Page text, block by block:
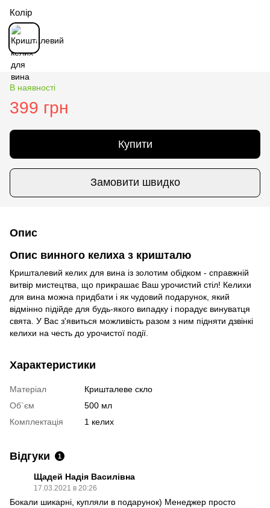
Колір
В наявності
399 грн
Купити
Замовити швидко
Опис
Опис винного келиха з кришталю
Кришталевий келих для вина із золотим обідком - справжній
витвір мистецтва, що прикрашає Ваш урочистий стіл! Келихи
для вина можна придбати і як чудовий подарунок, який
відмінно підійде для будь-якого випадку і порадує винуватця
свята. У Вас з'явиться можливість разом з ним підняти дзвінкі
келихи на честь до урочистої події.
Характеристики
Матеріал
Кришталеве скло
Об`єм
500 мл
Комплектація
1 келих
Відгуки 1
Щадей Надія Василівна
17.03.2021 в 20:26
Бокали шикарні, купляли в подарунок) Менеджер просто